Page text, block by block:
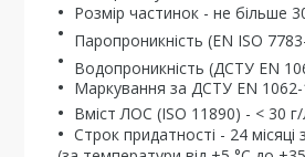
Розмір частинок - не більше
Паропроникність (EN ISO
Водопроникність (ДСТУ EN
Маркування за ДСТУ EN 1062-
Вміст ЛОС (ISO 11890) - < 30 г/
Строк придатності - 24